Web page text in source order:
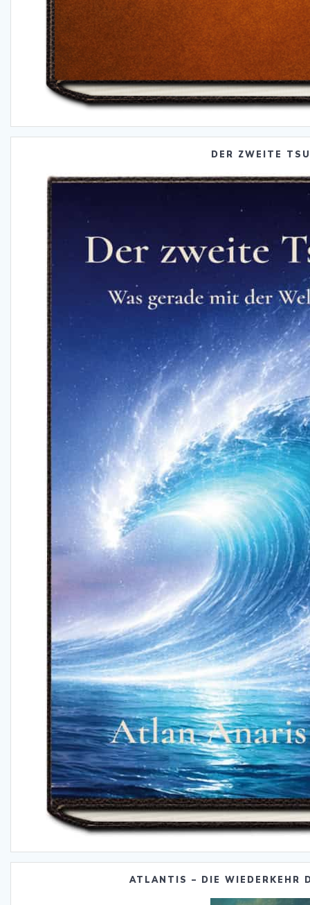
DER ZWEITE
ATLANTIS – DIE WIEDERKEHR